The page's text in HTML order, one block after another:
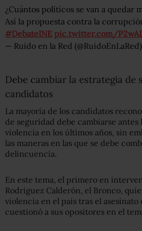
¿Cuántos políticos se van a quedar
Así la propuesta contra la
#DebateINE pic.twitter.com/
— Ruido en la Red (@RuidoEnLaRed)
Debe cambiar la estrategia de
candidatos
La mayoría de los candidatos
de seguridad debe cambiarse antes
violencia en los últimos años, sin
las maneras en las que se debe
delincuencia.
En este tema, el primero en
Rodriguez Calderón, el Bronco,
violencia en el país tras el asesinato
cuestionó a sus opositores en el